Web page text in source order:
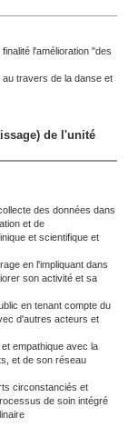
l'amélioration "des
travers de la danse et
de l'unité
des données dans
et de
et scientifique et
en l'impliquant dans
son activité et sa
en tenant compte du
d'autres acteurs et
empathique avec la
et de son réseau
circonstanciés et
de soin intégré